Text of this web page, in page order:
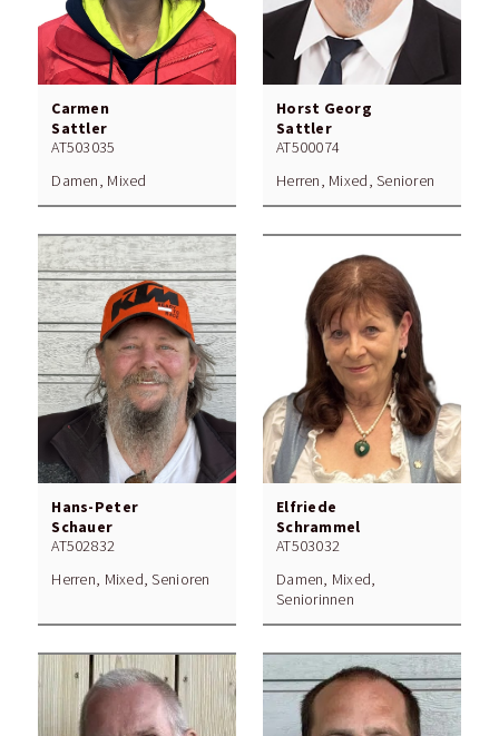
Carmen
Sattler
AT503035
Damen, Mixed
Horst Georg
Sattler
AT500074
Herren, Mixed, Senioren
Hans-Peter
Schauer
AT502832
Herren, Mixed, Senioren
Elfriede
Schrammel
AT503032
Damen, Mixed,
Seniorinnen